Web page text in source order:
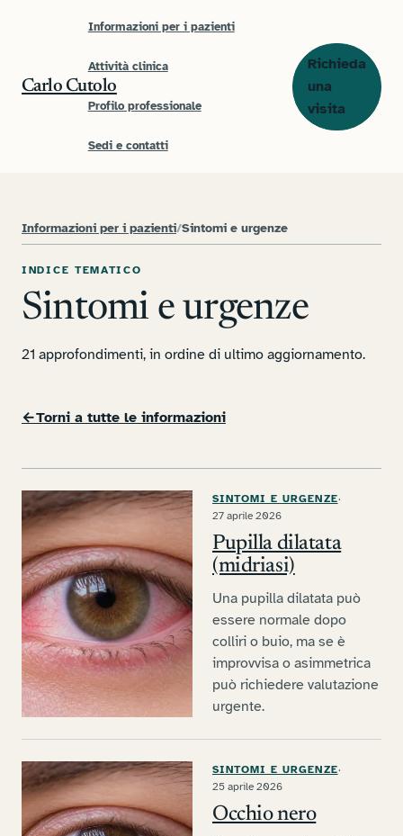
Carlo Cutolo
Informazioni per i pazienti
Attività clinica
Profilo professionale
Sedi e contatti
Richieda
una
visita
Informazioni per i pazienti/Sintomi e urgenze
INDICE TEMATICO
Sintomi e urgenze
21 approfondimenti, in ordine di ultimo aggiornamento.
←Torni a tutte le informazioni
SINTOMI E URGENZE·
27 aprile 2026
Pupilla dilatata
(midriasi)
Una pupilla dilatata può
essere normale dopo
colliri o buio, ma se è
improvvisa o asimmetrica
può richiedere valutazione
urgente.
SINTOMI E URGENZE·
25 aprile 2026
Occhio nero